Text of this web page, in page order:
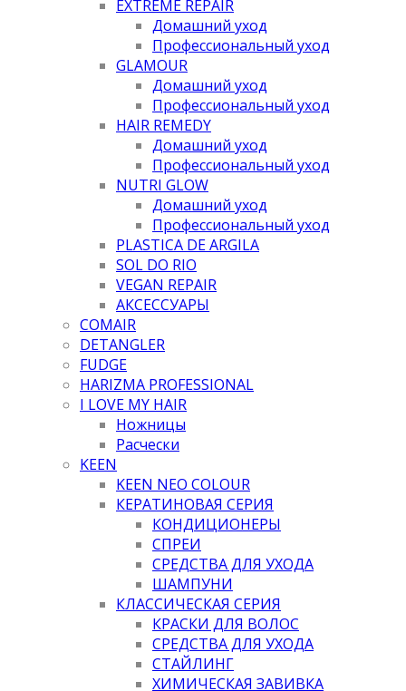
EXTREME REPAIR
Домашний уход
Профессиональный уход
GLAMOUR
Домашний уход
Профессиональный уход
HAIR REMEDY
Домашний уход
Профессиональный уход
NUTRI GLOW
Домашний уход
Профессиональный уход
PLASTICA DE ARGILA
SOL DO RIO
VEGAN REPAIR
АКСЕССУАРЫ
COMAIR
DETANGLER
FUDGE
HARIZMA PROFESSIONAL
I LOVE MY HAIR
Ножницы
Расчески
KEEN
KEEN NEO COLOUR
КЕРАТИНОВАЯ СЕРИЯ
КОНДИЦИОНЕРЫ
СПРЕИ
СРЕДСТВА ДЛЯ УХОДА
ШАМПУНИ
КЛАССИЧЕСКАЯ СЕРИЯ
КРАСКИ ДЛЯ ВОЛОС
СРЕДСТВА ДЛЯ УХОДА
СТАЙЛИНГ
ХИМИЧЕСКАЯ ЗАВИВКА